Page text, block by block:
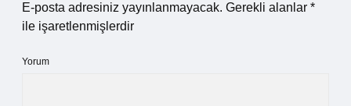
E-posta adresiniz yayınlanmayacak. Gerekli alanlar *
ile işaretlenmişlerdir
Yorum